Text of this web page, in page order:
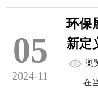
餐具、
与包装
绝佳的
合，共
为展示
我们带
案。从
这些创
景，更
05
2024-11
环保
新定
浏
在当